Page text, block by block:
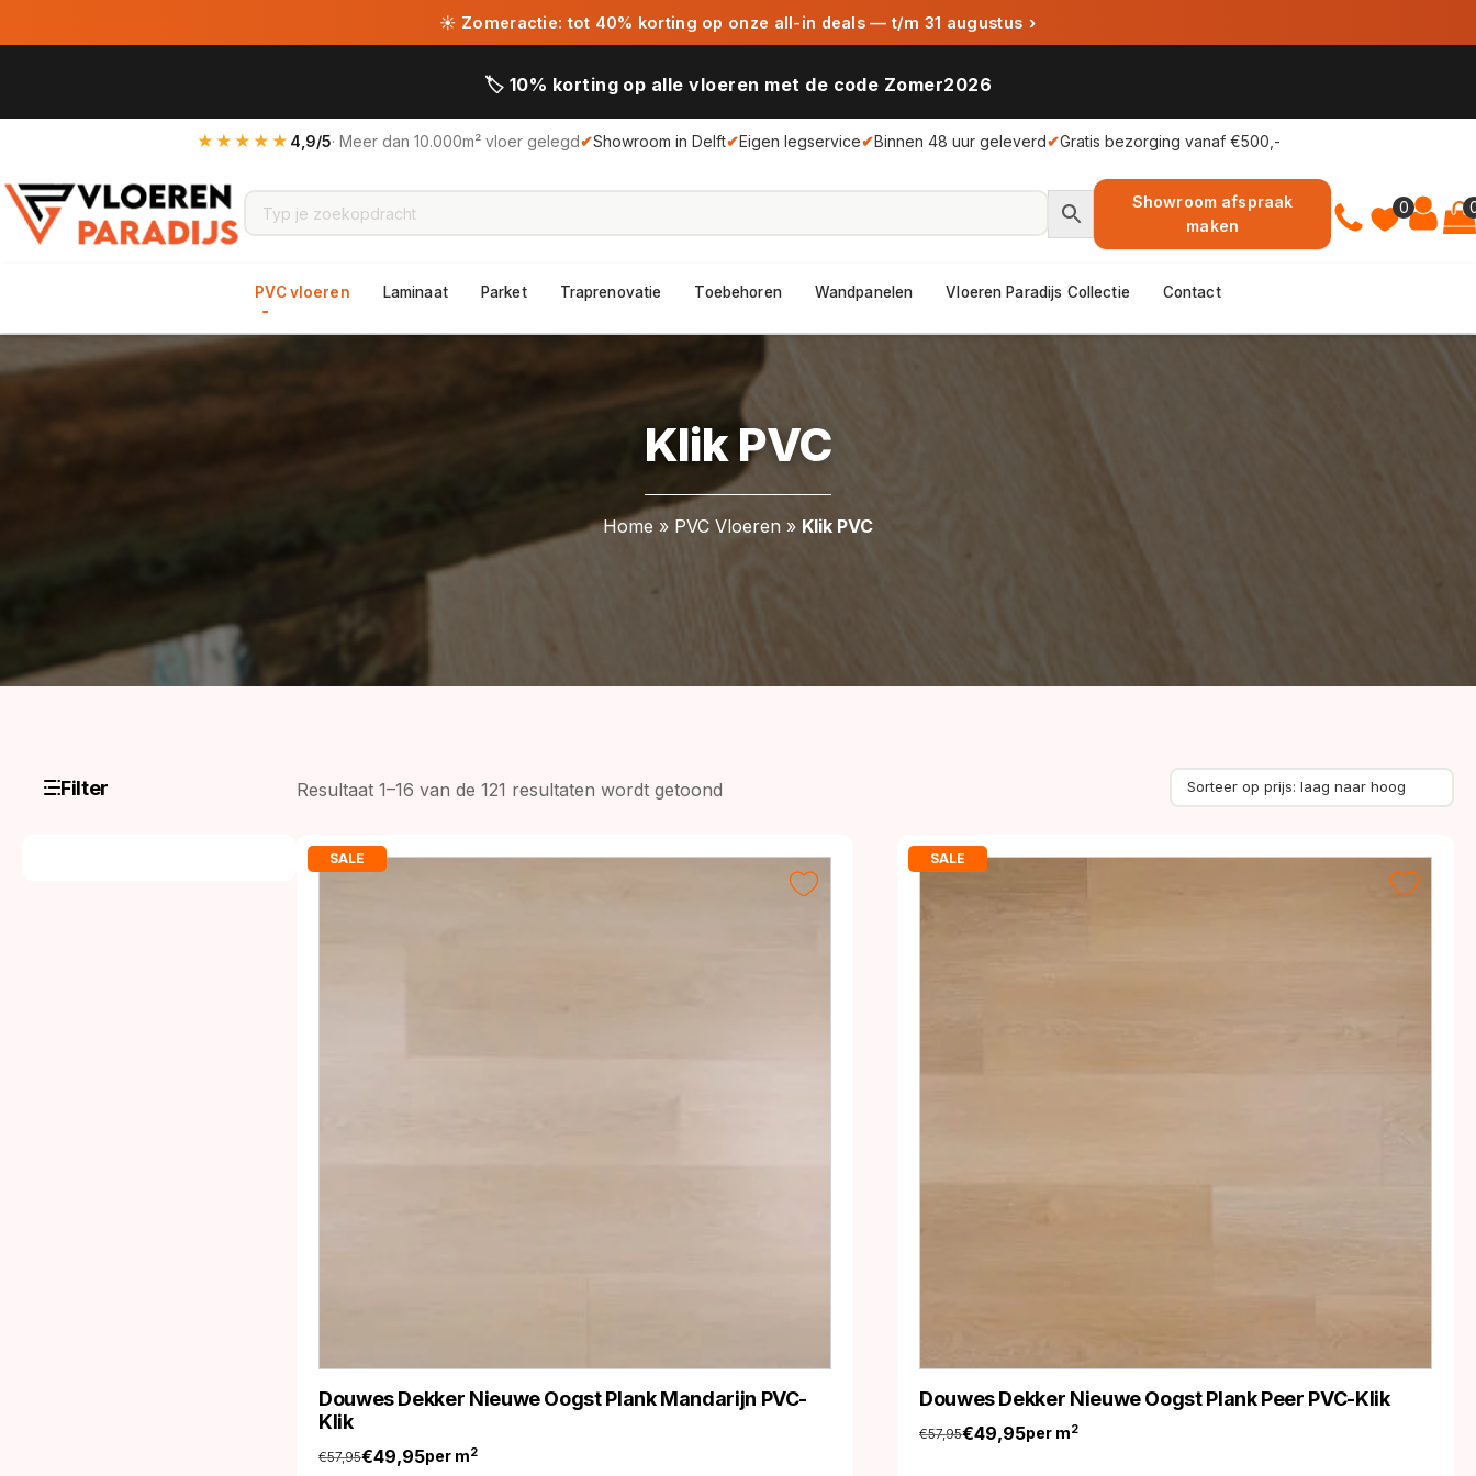
☀ Zomeractie: tot 40% korting op onze all-in deals — t/m 31 augustus ›
🏷️ 10% korting op alle vloeren met de code Zomer2026
★★★★★ 4,9/5· Meer dan 10.000m² vloer gelegd✔Showroom in Delft✔Eigen legservice✔Binnen 48 uur geleverd✔Gratis bezorging vanaf €500,-
0
Showroom afspraak
maken
PVC vloeren Laminaat Parket Traprenovatie Toebehoren Wandpanelen Vloeren Paradijs Collectie Contact
Klik PVC
Home » PVC Vloeren » Klik PVC
Filter Resultaat 1–16 van de 121 resultaten wordt getoond
SALE
Douwes Dekker Nieuwe Oogst Plank Mandarijn PVC-
Klik
€57,95
Oorspronkelijke
€49,95
Huidige
per m2
SALE
Douwes Dekker Nieuwe Oogst Plank Peer PVC-Klik
€57,95
Oorspronkelijke
€49,95
Huidige
per m2